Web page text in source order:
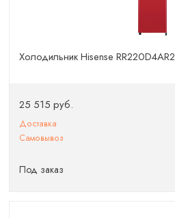
Холодильник Hisense RR220D4AR2
25 515 руб.
Доставка
Самовывоз
Под заказ